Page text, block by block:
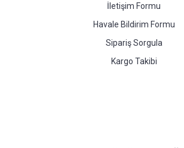
İletişim Formu
Havale Bildirim Formu
Sipariş Sorgula
Kargo Takibi